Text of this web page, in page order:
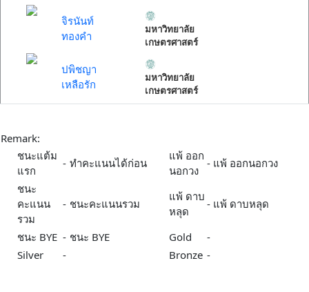
จิรนันท์
ทองคำ
มหาวิทยาลัย
เกษตรศาสตร์
ปพิชญา
เหลือรัก
มหาวิทยาลัย
เกษตรศาสตร์
Remark:
ชนะแต้ม
แรก
- ทำคะแนนได้ก่อน
แพ้ ออก
นอกวง
- แพ้ ออกนอกวง
ชนะ
คะแนน
รวม
- ชนะคะแนนรวม
แพ้ ดาบ
หลุด
- แพ้ ดาบหลุด
ชนะ BYE - ชนะ BYE Gold
-
Silver
- Bronze -